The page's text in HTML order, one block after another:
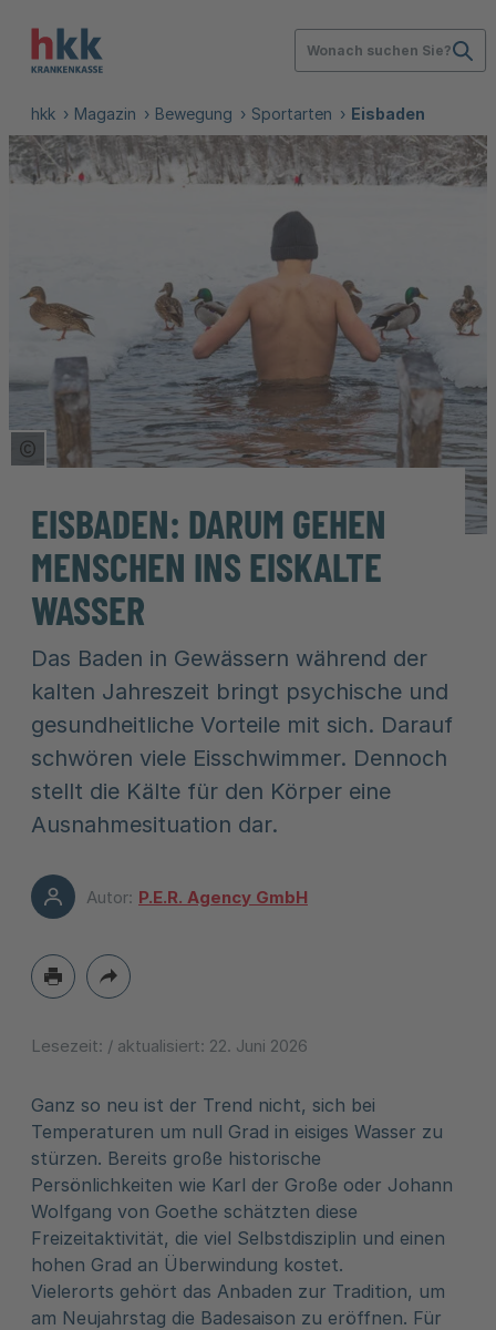
Wonach suchen Sie?
hkk Magazin Bewegung Sportarten Eisbaden
Copyright Tooltip öffnen
EISBADEN: DARUM GEHEN
MENSCHEN INS EISKALTE
WASSER
Das Baden in Gewässern während der
kalten Jahreszeit bringt psychische und
gesundheitliche Vorteile mit sich. Darauf
schwören viele Eisschwimmer. Dennoch
stellt die Kälte für den Körper eine
Ausnahmesituation dar.
Autor: P.E.R. Agency GmbH
Lesezeit: / aktualisiert: 22. Juni 2026
Ganz so neu ist der Trend nicht, sich bei
Temperaturen um null Grad in eisiges Wasser zu
stürzen. Bereits große historische
Persönlichkeiten wie Karl der Große oder Johann
Wolfgang von Goethe schätzten diese
Freizeitaktivität, die viel Selbstdisziplin und einen
hohen Grad an Überwindung kostet.
Vielerorts gehört das Anbaden zur Tradition, um
am Neujahrstag die Badesaison zu eröffnen. Für